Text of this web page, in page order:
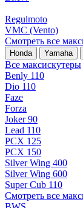
Regulmoto
VMC (Vento)
Смотреть все
Honda Yamaha
Все максискутеры
Benly 110
Dio 110
Faze
Forza
Joker 90
Lead 110
PCX 125
PCX 150
Silver Wing 400
Silver Wing 600
Super Cub 110
Смотреть все